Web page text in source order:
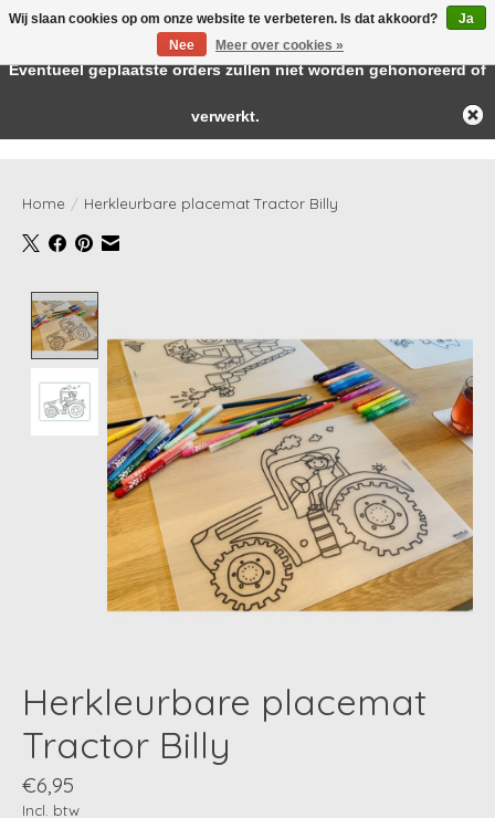
Home / Herkleurbare placemat Tractor Billy
Herkleurbare placemat
Tractor Billy
€6,95
Incl. btw
Wij slaan cookies op om onze website te verbeteren. Is dat akkoord?
Ja
Nee
Meer over cookies »
← Keer terug naar de backofficeDeze winkel is in aanbouw.
Eventueel geplaatste orders zullen niet worden gehonoreerd of
verwerkt.